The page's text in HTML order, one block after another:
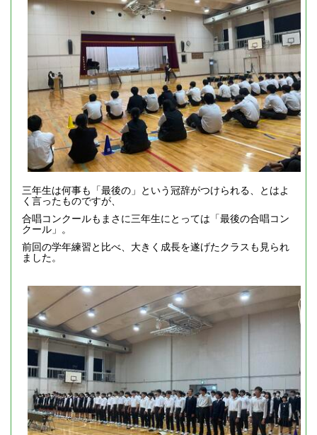
三年生は何事も「最後の」という冠辞がつけられる、とはよ
く言ったものですが、
合唱コンクールもまさに三年生にとっては「最後の合唱コン
クール」。
前回の学年練習と比べ、大きく成長を遂げたクラスも見られ
ました。